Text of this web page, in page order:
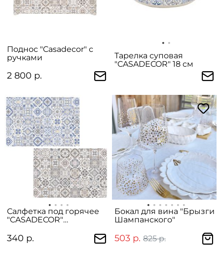
Поднос "Casadecor" с
ручками
2 800 р.
Тарелка суповая
"CASADECOR" 18 см
Салфетка под горячее
"CASADECOR"
340 р.
Бокал для вина "Брызги
Шампанского"
503 р. 825 р.